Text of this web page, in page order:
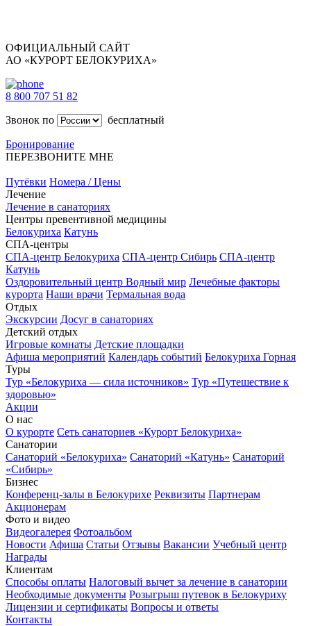
ОФИЦИАЛЬНЫЙ САЙТ
АО «КУРОРТ БЕЛОКУРИХА»
8 800 707 51 82
Звонок по
бесплатный
Бронирование
ПЕРЕЗВОНИТЕ МНЕ
Путёвки Номера / Цены
Лечение
Лечение в санаториях
Центры превентивной медицины
Белокуриха Катунь
СПА-центры
СПА-центр Белокуриха СПА-центр Сибирь СПА-центр
Катунь
Оздоровительный центр Водный мир Лечебные факторы
курорта Наши врачи Термальная вода
Отдых
Экскурсии Досуг в санаториях
Детский отдых
Игровые комнаты Детские площадки
Афиша мероприятий Календарь событий Белокуриха Горная
Туры
Тур «Белокуриха — сила источников» Тур «Путешествие к
здоровью»
Акции
О нас
О курорте Сеть санаториев «Курорт Белокуриха»
Санатории
Санаторий «Белокуриха» Санаторий «Катунь» Санаторий
«Сибирь»
Бизнес
Конференц-залы в Белокурихе Реквизиты Партнерам
Акционерам
Фото и видео
Видеогалерея Фотоальбом
Новости Афиша Статьи Отзывы Вакансии Учебный центр
Награды
Клиентам
Способы оплаты Налоговый вычет за лечение в санатории
Необходимые документы Розыгрыш путевок в Белокуриху
Лицензии и сертификаты Вопросы и ответы
Контакты